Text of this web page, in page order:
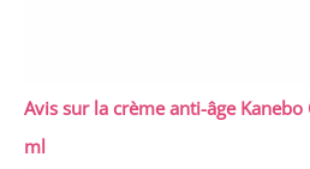
Avis sur la crème anti-âge
ml